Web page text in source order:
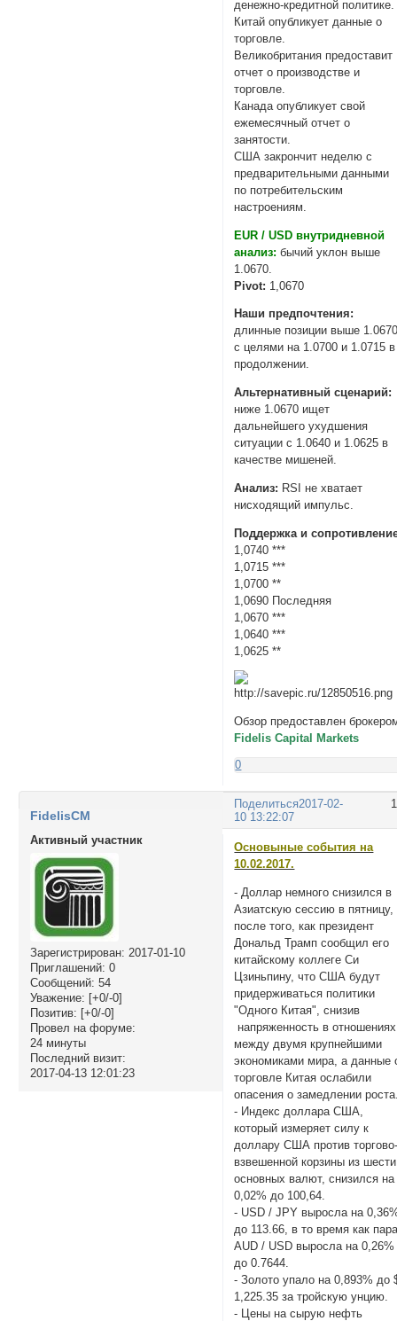
денежно-кредитной политике.
Китай опубликует данные о
торговле.
Великобритания предоставит
отчет о производстве и
торговле.
Канада опубликует свой
ежемесячный отчет о
занятости.
США закрончит неделю с
предварительными данными
по потребительским
настроениям.
EUR / USD внутридневной
анализ: бычий уклон выше
1.0670.
Pivot: 1,0670
Наши предпочтения:
длинные позиции выше
с целями на 1.0700 и 1.0715 в
продолжении.
Альтернативный сценарий:
ниже 1.0670 ищет
дальнейшего ухудшения
ситуации с 1.0640 и 1.0625 в
качестве мишеней.
Анализ: RSI не хватает
нисходящий импульс.
Поддержка и
1,0740 ***
1,0715 ***
1,0700 **
1,0690 Последняя
1,0670 ***
1,0640 ***
1,0625 **
Обзор предоставлен
Fidelis Capital Markets
0
Поделиться2017-02-
10 13:22:07
FidelisCM
Активный участник
Зарегистрирован: 2017-01-10
Приглашений: 0
Сообщений: 54
Уважение: [+0/-0]
Позитив: [+0/-0]
Провел на форуме:
24 минуты
Последний визит:
2017-04-13 12:01:23
Основыные события на
10.02.2017.
- Доллар немного снизился в
Азиатскую сессию в пятницу,
после того, как президент
Дональд Трамп сообщил его
китайскому коллеге Си
Цзиньпину, что США будут
придерживаться политики
"Одного Китая", снизив
напряженность в отношениях
между двумя крупнейшими
экономиками мира, а данные
торговле Китая ослабили
опасения о замедлении
- Индекс доллара США,
который измеряет силу к
доллару США против
взвешенной корзины из шести
основных валют, снизился на
0,02% до 100,64.
- USD / JPY выросла на
до 113.66, в то время как
AUD / USD выросла на 0,26%
до 0.7644.
- Золото упало на 0,893% до
1,225.35 за тройскую унцию.
- Цены на сырую нефть